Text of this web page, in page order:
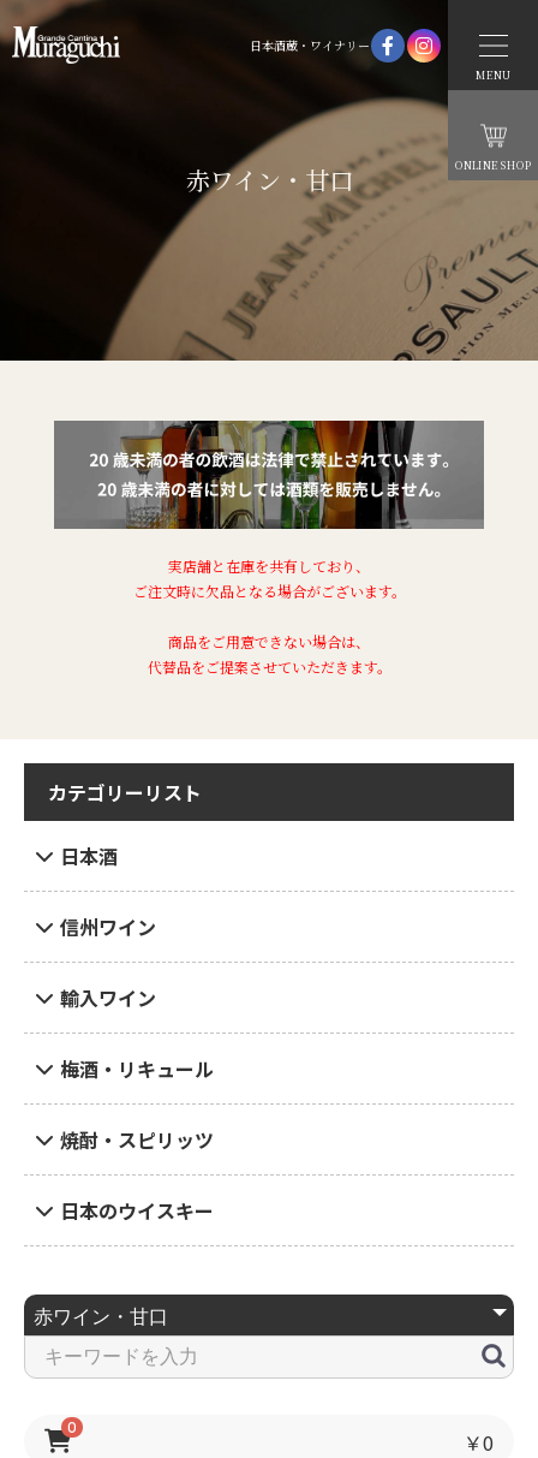
日本酒蔵・ワイナリー
MENU
ONLINE SHOP
赤ワイン・甘口
実店舗と在庫を共有しており、
ご注文時に欠品となる場合がございます。
商品をご用意できない場合は、
代替品をご提案させていただきます。
カテゴリーリスト
日本酒
信州ワイン
輸入ワイン
梅酒・リキュール
焼酎・スピリッツ
日本のウイスキー
0
￥0